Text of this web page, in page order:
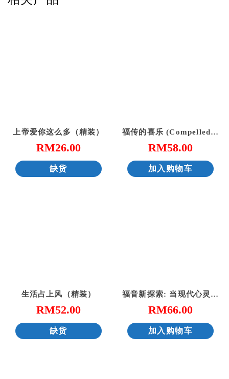
上帝爱你这么多（精装）
RM26.00
缺货
福传的喜乐 (Compelled by Joy)
RM58.00
加入购物车
生活占上风（精装）
RM52.00
缺货
福音新探索: 当现代心灵与好消息相遇
RM66.00
加入购物车